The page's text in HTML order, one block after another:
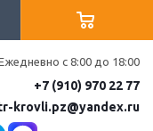
с 8:00 до 18:00
+7 (910) 970 22 77
krovli.pz@yandex.ru